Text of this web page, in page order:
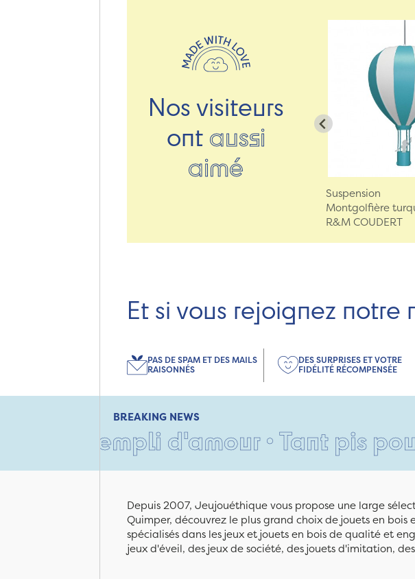
Nos visiteurs
ont aussi
aimé
Suspension
Montgolfière
R&M COUDERT
Et si vous rejoignez notre
PAS DE SPAM ET DES MAILS
RAISONNÉS
DES SURPRISES ET VOTRE
FIDÉLITÉ RÉCOMPENSÉE
BREAKING NEWS
d'amour • Tant pis pour vos
Depuis 2007, Jeujouéthique vous propose une large
Quimper, découvrez le plus grand choix de jouets en bois
spécialisés dans les jeux et jouets en bois de qualité et
jeux d'éveil, des jeux de société, des jouets d'imitation,